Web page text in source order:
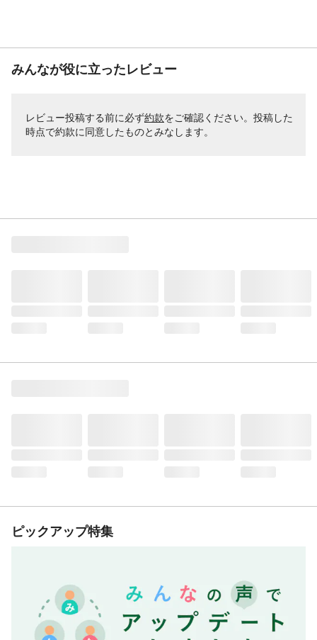
みんなが役に立ったレビュー
レビュー投稿する前に必ず約款をご確認ください。投稿した
時点で約款に同意したものとみなします。
ピックアップ特集